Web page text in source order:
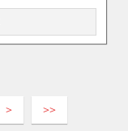
> >>